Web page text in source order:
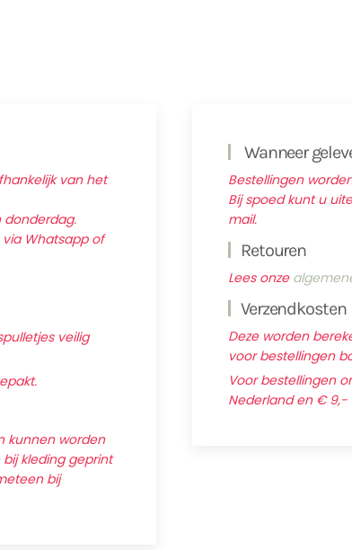
van het
donderdag.
Whatsapp of
veilig
kunnen worden
kleding geprint
bij
Wanneer
Bestellingen
Bij spoed kunt u
mail.
Retouren
Lees onze
Verzendkosten
Deze worden
voor bestellingen
Voor bestellingen
Nederland en €